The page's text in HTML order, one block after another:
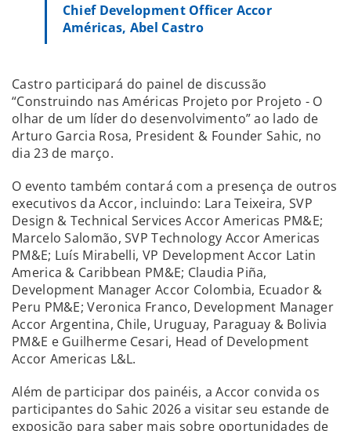
Chief Development Officer Accor
Américas, Abel Castro
Castro participará do painel de discussão
“Construindo nas Américas Projeto por Projeto - O
olhar de um líder do desenvolvimento” ao lado de
Arturo Garcia Rosa, President & Founder Sahic, no
dia 23 de março.
O evento também contará com a presença de outros
executivos da Accor, incluindo: Lara Teixeira, SVP
Design & Technical Services Accor Americas PM&E;
Marcelo Salomão, SVP Technology Accor Americas
PM&E; Luís Mirabelli, VP Development Accor Latin
America & Caribbean PM&E; Claudia Piña,
Development Manager Accor Colombia, Ecuador &
Peru PM&E; Veronica Franco, Development Manager
Accor Argentina, Chile, Uruguay, Paraguay & Bolivia
PM&E e Guilherme Cesari, Head of Development
Accor Americas L&L.
Além de participar dos painéis, a Accor convida os
participantes do Sahic 2026 a visitar seu estande de
exposição para saber mais sobre oportunidades de